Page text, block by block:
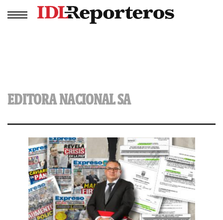
EDITORA NACIONAL SA